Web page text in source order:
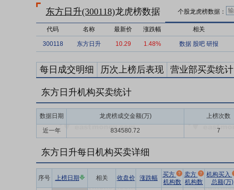
东方日升(300118)龙虎榜数据 个股龙虎榜数据：
代码 名称 最新价 涨跌幅 相关
300118 东方日升 10.29 1.48% 数据 股吧 研报
每日成交明细 历次上榜后表现 营业部买卖统计
东方日升机构买卖统计
数据日期 龙虎榜成交金额(万) 上榜次数
近一年
834580.72 7
东方日升每日机构买卖详细
序号 上榜日期 相关 收盘价 涨跌幅
买方
机构数
卖方
机构数
机构买入
总额(万)